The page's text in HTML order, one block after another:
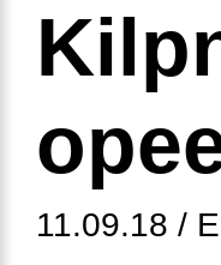
11.09.18 /